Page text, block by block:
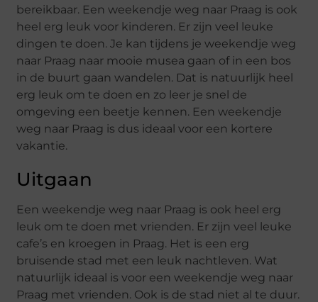
bereikbaar. Een weekendje weg naar Praag is ook
heel erg leuk voor kinderen. Er zijn veel leuke
dingen te doen. Je kan tijdens je weekendje weg
naar Praag naar mooie musea gaan of in een bos
in de buurt gaan wandelen. Dat is natuurlijk heel
erg leuk om te doen en zo leer je snel de
omgeving een beetje kennen. Een weekendje
weg naar Praag is dus ideaal voor een kortere
vakantie.
Uitgaan
Een weekendje weg naar Praag is ook heel erg
leuk om te doen met vrienden. Er zijn veel leuke
cafe’s en kroegen in Praag. Het is een erg
bruisende stad met een leuk nachtleven. Wat
natuurlijk ideaal is voor een weekendje weg naar
Praag met vrienden. Ook is de stad niet al te duur.